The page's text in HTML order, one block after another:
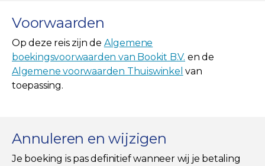
Voorwaarden
Op deze reis zijn de Algemene
boekingsvoorwaarden van Bookit B.V. en de
Algemene voorwaarden Thuiswinkel van
toepassing.
Annuleren en wijzigen
Je boeking is pas definitief wanneer wij je betaling